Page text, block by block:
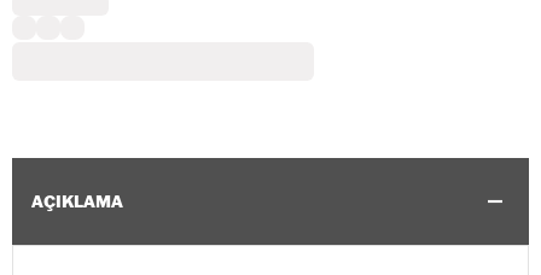
AÇIKLAMA